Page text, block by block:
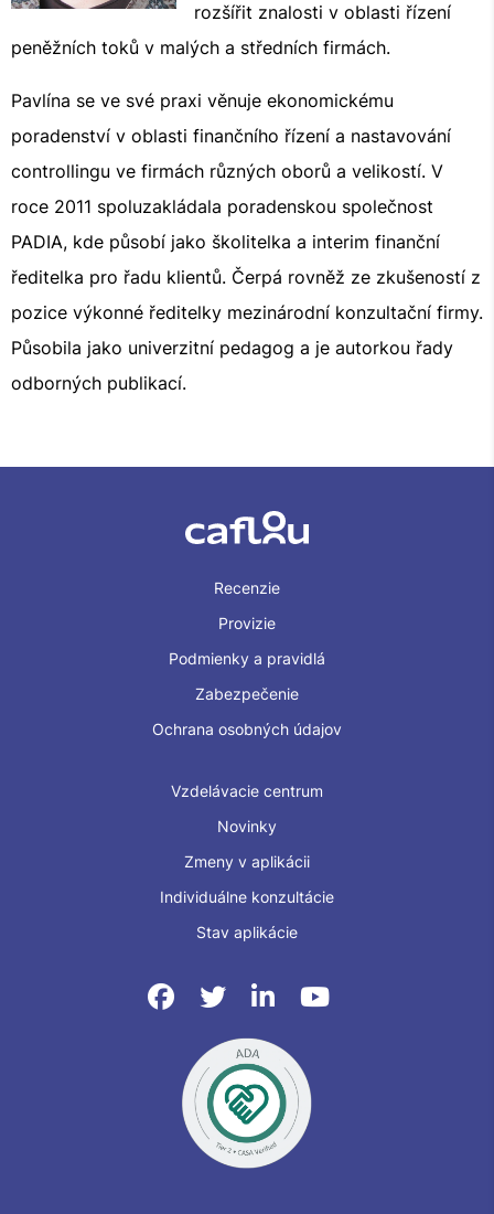
rozšířit znalosti v oblasti řízení
peněžních toků v malých a středních firmách.
Pavlína se ve své praxi věnuje ekonomickému
poradenství v oblasti finančního řízení a nastavování
controllingu ve firmách různých oborů a velikostí. V
roce 2011 spoluzakládala poradenskou společnost
PADIA, kde působí jako školitelka a interim finanční
ředitelka pro řadu klientů. Čerpá rovněž ze zkušeností z
pozice výkonné ředitelky mezinárodní konzultační firmy.
Působila jako univerzitní pedagog a je autorkou řady
odborných publikací.
Recenzie
Provizie
Podmienky a pravidlá
Zabezpečenie
Ochrana osobných údajov
Vzdelávacie centrum
Novinky
Zmeny v aplikácii
Individuálne konzultácie
Stav aplikácie